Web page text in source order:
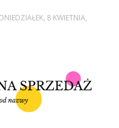
8 KWIETNIA,